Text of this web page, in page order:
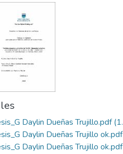
Daylin Dueñas Trujillo.pdf
Daylin Dueñas Trujillo ok.pdf
Daylin Dueñas Trujillo ok.pdf